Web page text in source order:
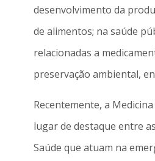
desenvolvimento da
de alimentos; na saúde
relacionadas a
preservação ambiental,
Recentemente, a
lugar de destaque entre
Saúde que atuam na